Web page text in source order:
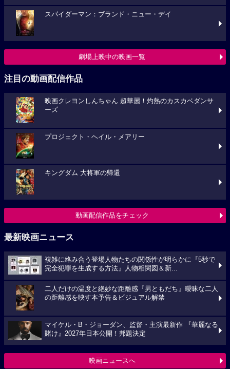
スパイダーマン：ブランド・ニュー・デイ
劇場上映中の映画一覧
注目の動画配信作品
映画クレヨンしんちゃん 超華麗！灼熱のカスカベダンサ
ーズ
プロジェクト・ヘイル・メアリー
キングダム 大将軍の帰還
動画配信作品をチェック
最新映画ニュース
複雑に絡み合う登場人物たちの関係性が明らかに『5秒で
完全犯罪を生成する方法』人物相関図＆新...
二人だけの温度と絶妙な距離感『男ともだち』曖昧な二人
の距離感を映す本予告＆ビジュアル解禁
マイケル・B・ジョーダン、監督・主演最新作 『華麗なる
賭け』2027年日本公開！邦題決定
映画ニュースへ